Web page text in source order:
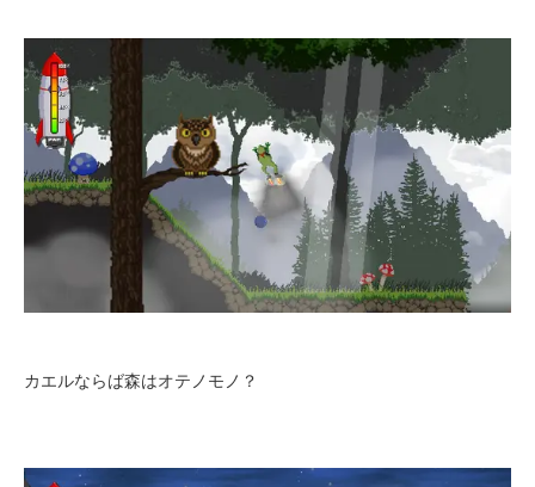
カエルならば森はオテノモノ？